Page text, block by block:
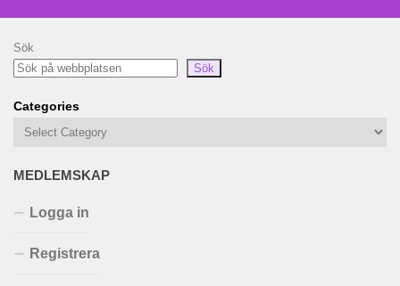
Sök
Sök
Categories
MEDLEMSKAP
Logga in
Registrera